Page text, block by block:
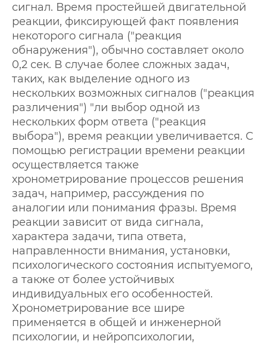
сигнал. Время простейшей двигательной
реакции, фиксирующей факт появления
некоторого сигнала ("реакция
обнаружения"), обычно составляет около
0,2 сек. В случае более сложных задач,
таких, как выделение одного из
нескольких возможных сигналов ("реакция
различения") "ли выбор одной из
нескольких форм ответа ("реакция
выбора"), время реакции увеличивается. С
помощью регистрации времени реакции
осуществляется также
хронометрирование процессов решения
задач, например, рассуждения по
аналогии или понимания фразы. Время
реакции зависит от вида сигнала,
характера задачи, типа ответа,
направленности внимания, установки,
психологического состояния испытуемого,
а также от более устойчивых
индивидуальных его особенностей.
Хронометрирование все шире
применяется в общей и инженерной
психологии, и нейропсихологии,